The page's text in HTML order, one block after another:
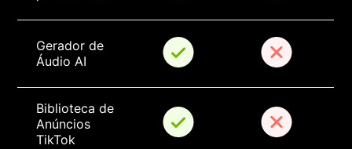
Gerador de
Áudio AI
Biblioteca de
Anúncios
TikTok